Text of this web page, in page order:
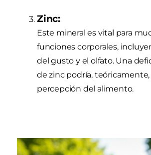
Zinc:
Este mineral es vital para
funciones corporales,
del gusto y el olfato. Una
de zinc podría, teóricamente,
percepción del alimento.